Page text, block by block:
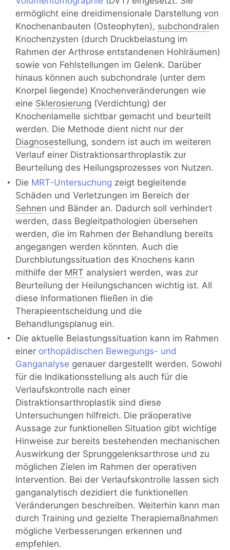
ermöglicht eine dreidimensionale Darstellung von
Knochenanbauten (Osteophyten), subchondralen
Knochenzysten (durch Druckbelastung im
Rahmen der Arthrose entstandenen Hohlräumen)
sowie von Fehlstellungen im Gelenk. Darüber
hinaus können auch subchondrale (unter dem
Knorpel liegende) Knochenveränderungen wie
eine Sklerosierung (Verdichtung) der
Knochenlamelle sichtbar gemacht und beurteilt
werden. Die Methode dient nicht nur der
Diagnosestellung, sondern ist auch im weiteren
Verlauf einer Distraktionsarthroplastik zur
Beurteilung des Heilungsprozesses von Nutzen.
Die MRT-Untersuchung zeigt begleitende
Schäden und Verletzungen im Bereich der
Sehnen und Bänder an. Dadurch soll verhindert
werden, dass Begleitpathologien übersehen
werden, die im Rahmen der Behandlung bereits
angegangen werden könnten. Auch die
Durchblutungssituation des Knochens kann
mithilfe der MRT analysiert werden, was zur
Beurteilung der Heilungschancen wichtig ist. All
diese Informationen fließen in die
Therapieentscheidung und die
Behandlungsplanug ein.
Die aktuelle Belastungssituation kann im Rahmen
einer orthopädischen Bewegungs- und
Ganganalyse genauer dargestellt werden. Sowohl
für die Indikationsstellung als auch für die
Verlaufskontrolle nach einer
Distraktionsarthroplastik sind diese
Untersuchungen hilfreich. Die präoperative
Aussage zur funktionellen Situation gibt wichtige
Hinweise zur bereits bestehenden mechanischen
Auswirkung der Sprunggelenksarthrose und zu
möglichen Zielen im Rahmen der operativen
Intervention. Bei der Verlaufskontrolle lassen sich
ganganalytisch dezidiert die funktionellen
Veränderungen beschreiben. Weiterhin kann man
durch Training und gezielte Therapiemaßnahmen
mögliche Verbesserungen erkennen und
empfehlen.